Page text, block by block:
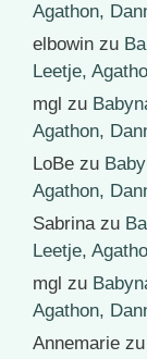
Agathon,
elbowin zu
Leetje,
mgl zu
Agathon,
LoBe zu
Agathon,
Sabrinazu
Leetje,
mgl zu
Agathon,
Annemarie zu